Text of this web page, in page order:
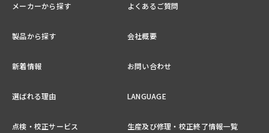
メーカーから探す
製品から探す
新着情報
選ばれる理由
点検・校正サービス
よくあるご質問
会社概要
お問い合わせ
LANGUAGE
生産及び修理・校正終了情報一覧